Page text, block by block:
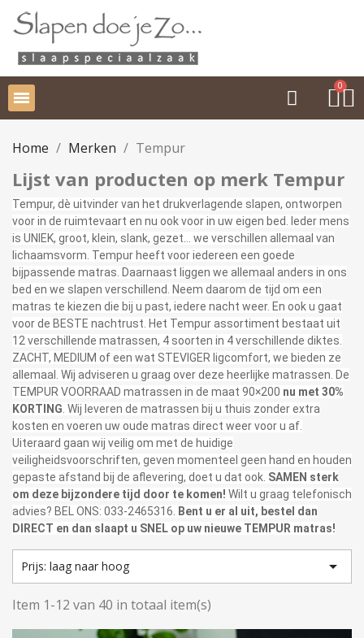
Home Merken Tempur
Lijst van producten op merk Tempur
Tempur, dè uitvinder van het drukverlagende slapen, ontworpen
voor in de ruimtevaart en nu ook voor in uw eigen bed. Ieder mens
is UNIEK, groot, klein, slank, gezet… we verschillen allemaal van
lichaamsvorm. Tempur heeft voor iedereen een goede
bijpassende matras. Daarnaast liggen we allemaal anders in ons
bed en we slapen verschillend. Neem daarom de tijd om een
matras te kiezen die bij u past, iedere nacht weer. En ook u gaat
voor de BESTE nachtrust. Het Tempur assortiment bestaat uit
12 verschillende matrassen, 4 soorten in 4 verschillende diktes.
ZACHT, MEDIUM of een wat STEVIGER ligcomfort, we bieden ze
allemaal. Wij adviseren u graag over deze heerlijke matrassen. De
TEMPUR VOORRAAD matrassen in de maat 90×200 nu met 30%
KORTING . Wij leveren de matrassen bij u thuis zonder extra
kosten en voeren uw oude matras direct weer voor u af.
Uiteraard gaan wij veilig om met de huidige
veiligheidsvoorschriften, geven momenteel geen hand en houden
gepaste afstand bij de aflevering, doet u dat ook. SAMEN sterk
om deze bijzondere tijd door te komen! Wilt u graag telefonisch
advies? BEL ONS: 033-2465316.
Bent u er al uit, bestel dan
DIRECT en dan slaapt u SNEL op uw nieuwe TEMPUR matras!
Prijs: laag naar hoog 
Item 1-12 van 40 in totaal item(s)